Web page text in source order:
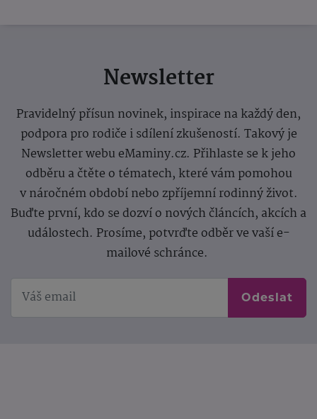
Newsletter
Pravidelný přísun novinek, inspirace na každý den,
podpora pro rodiče i sdílení zkušeností. Takový je
Newsletter webu eMaminy.cz. Přihlaste se k jeho
odběru a čtěte o tématech, které vám pomohou
v náročném období nebo zpříjemní rodinný život.
Buďte první, kdo se dozví o nových článcích, akcích a
událostech. Prosíme, potvrďte odběr ve vaší e-
mailové schránce.
Odeslat